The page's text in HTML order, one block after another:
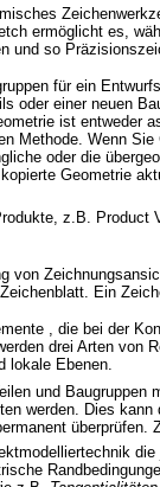
ermöglicht es,
und so
für ein
oder einer neuen
ist entweder
Methode. Wenn
oder die
Geometrie
z.B. Product
von
Ein
, die bei der
drei Arten von
lokale Ebenen.
und Baugruppen
werden. Dies
überprüfen.